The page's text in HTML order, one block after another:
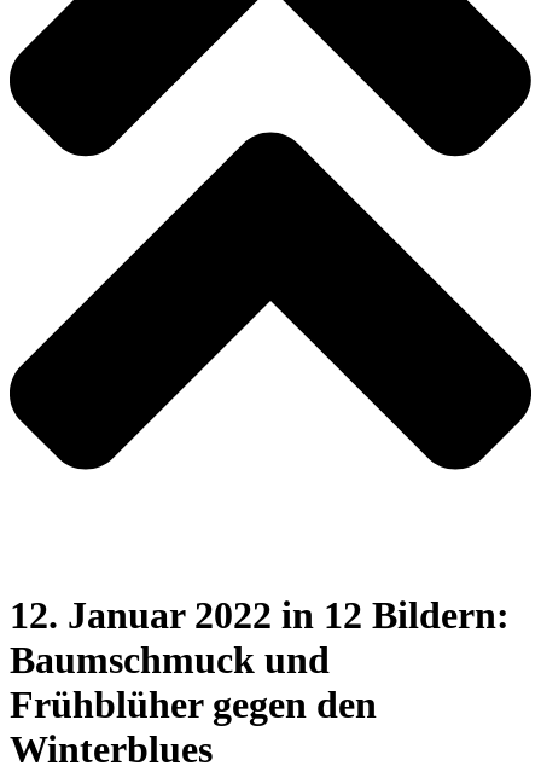
12. Januar 2022 in 12 Bildern:
Baumschmuck und
Frühblüher gegen den
Winterblues